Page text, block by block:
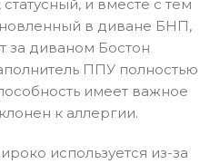
и вместе с тем
в диване БНП,
за диваном Бостон
ППУ полностью
имеет важное
к аллергии.
используется из-за